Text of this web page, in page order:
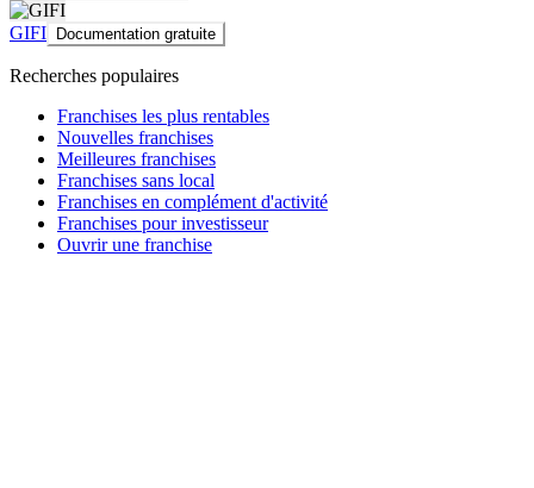
GIFI Documentation gratuite
Recherches populaires
Franchises les plus rentables
Nouvelles franchises
Meilleures franchises
Franchises sans local
Franchises en complément d'activité
Franchises pour investisseur
Ouvrir une franchise